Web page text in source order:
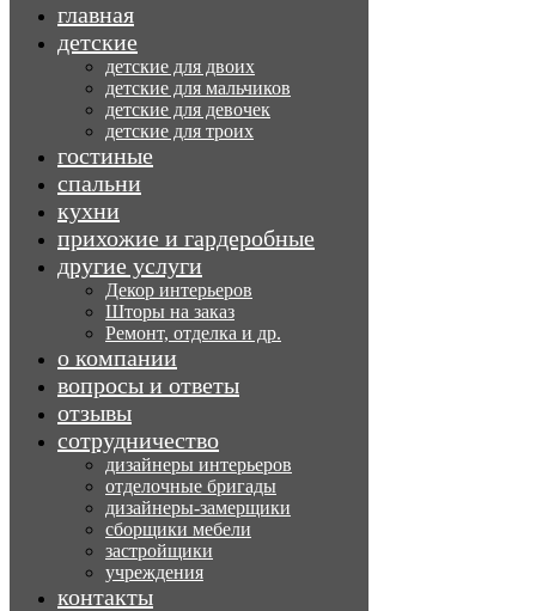
главная
детские
детские для двоих
детские для мальчиков
детские для девочек
детские для троих
гостиные
спальни
кухни
прихожие и гардеробные
другие услуги
Декор интерьеров
Шторы на заказ
Ремонт, отделка и др.
о компании
вопросы и ответы
отзывы
сотрудничество
дизайнеры интерьеров
отделочные бригады
дизайнеры-замерщики
сборщики мебели
застройщики
учреждения
контакты